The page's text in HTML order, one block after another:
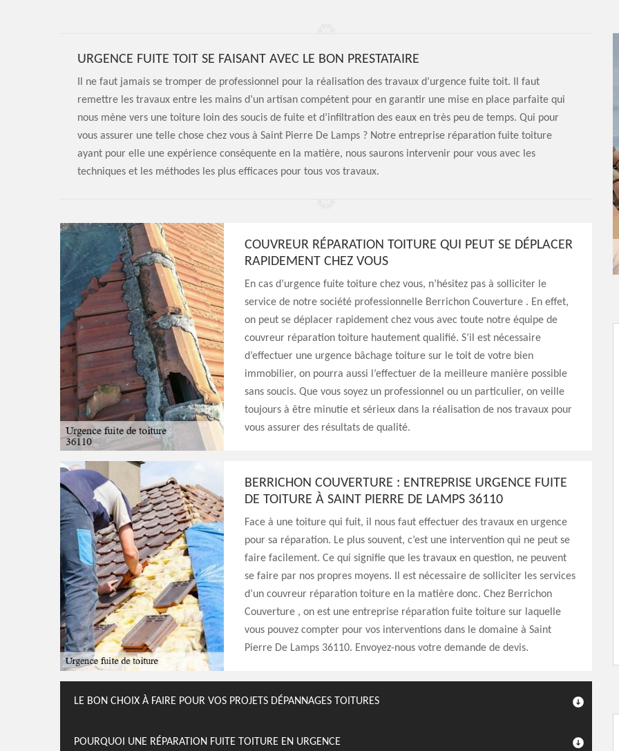
URGENCE FUITE TOIT SE FAISANT AVEC LE BON PRESTATAIRE
Il ne faut jamais se tromper de professionnel pour la réalisation des travaux d’urgence fuite toit. Il faut
remettre les travaux entre les mains d’un artisan compétent pour en garantir une mise en place parfaite qui
nous mène vers une toiture loin des soucis de fuite et d’infiltration des eaux en très peu de temps. Qui pour
vous assurer une telle chose chez vous à Saint Pierre De Lamps ? Notre entreprise réparation fuite toiture
ayant pour elle une expérience conséquente en la matière, nous saurons intervenir pour vous avec les
techniques et les méthodes les plus efficaces pour tous vos travaux.
COUVREUR RÉPARATION TOITURE QUI PEUT SE DÉPLACER
RAPIDEMENT CHEZ VOUS
En cas d’urgence fuite toiture chez vous, n’hésitez pas à solliciter le
service de notre société professionnelle Berrichon Couverture . En effet,
on peut se déplacer rapidement chez vous avec toute notre équipe de
couvreur réparation toiture hautement qualifié. S’il est nécessaire
d’effectuer une urgence bâchage toiture sur le toit de votre bien
immobilier, on pourra aussi l’effectuer de la meilleure manière possible
sans soucis. Que vous soyez un professionnel ou un particulier, on veille
toujours à être minutie et sérieux dans la réalisation de nos travaux pour
vous assurer des résultats de qualité.
BERRICHON COUVERTURE : ENTREPRISE URGENCE FUITE
DE TOITURE À SAINT PIERRE DE LAMPS 36110
Face à une toiture qui fuit, il nous faut effectuer des travaux en urgence
pour sa réparation. Le plus souvent, c’est une intervention qui ne peut se
faire facilement. Ce qui signifie que les travaux en question, ne peuvent
se faire par nos propres moyens. Il est nécessaire de solliciter les services
d’un couvreur réparation toiture en la matière donc. Chez Berrichon
Couverture , on est une entreprise réparation fuite toiture sur laquelle
vous pouvez compter pour vos interventions dans le domaine à Saint
Pierre De Lamps 36110. Envoyez-nous votre demande de devis.
LE BON CHOIX À FAIRE POUR VOS PROJETS DÉPANNAGES TOITURES
POURQUOI UNE RÉPARATION FUITE TOITURE EN URGENCE